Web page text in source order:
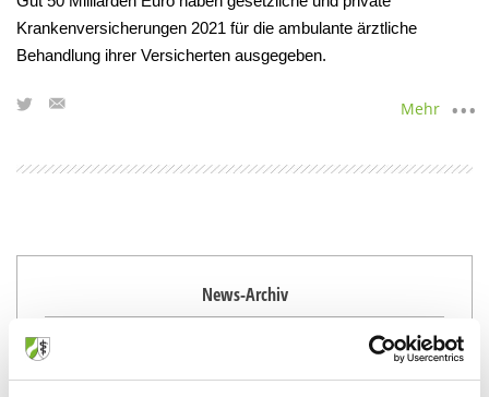
Krankenversicherungen 2021 für die ambulante ärztliche
Behandlung ihrer Versicherten ausgegeben.
Mehr
News-Archiv